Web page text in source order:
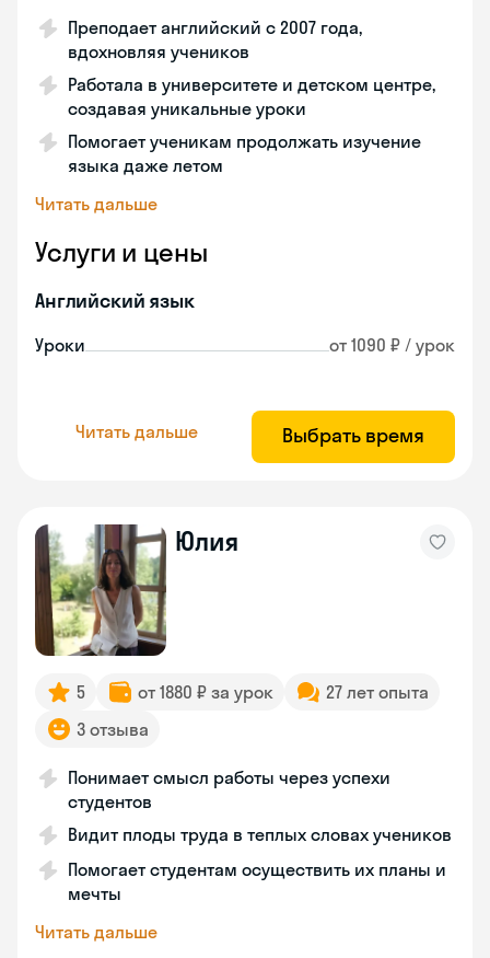
Преподает английский с 2007 года,
вдохновляя учеников
Работала в университете и детском центре,
создавая уникальные уроки
Помогает ученикам продолжать изучение
языка даже летом
Читать дальше
Услуги и цены
Английский язык
Уроки от 1090 ₽ / урок
Читать дальше Выбрать время
Юлия
5 от 1880 ₽ за урок
27 лет опыта
3 отзыва
Понимает смысл работы через успехи
студентов
Видит плоды труда в теплых словах учеников
Помогает студентам осуществить их планы и
мечты
Читать дальше